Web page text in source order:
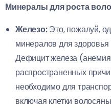
Минералы для роста
Железо:Это, пожалуй,
минералов для
Дефицит железа
распространенных
необходимо для
включая клетки